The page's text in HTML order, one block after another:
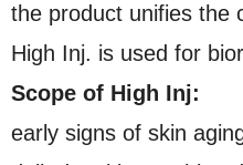
the product unifies the
High Inj. is used for
Scope of High Inj:
early signs of skin